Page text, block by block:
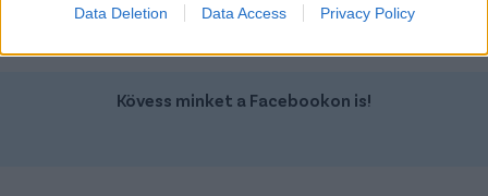
Data Deletion Data Access Privacy Policy
Kövess minket a Facebookon is!